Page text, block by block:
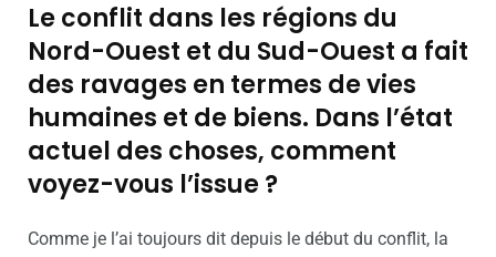
Le conflit dans les régions du
Nord-Ouest et du Sud-Ouest a fait
des ravages en termes de vies
humaines et de biens. Dans l’état
actuel des choses, comment
voyez-vous l’issue ?
Comme je l’ai toujours dit depuis le début du conflit, la